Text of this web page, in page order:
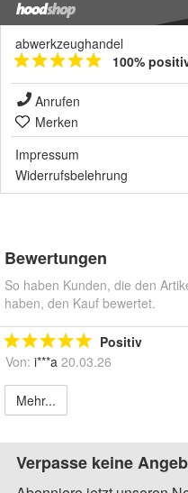
abwerkzeughandel
100%
Anrufen
Merken
Impressum
Widerrufsbelehrung
Bewertungen
So haben Kunden, die den
haben, den Kauf bewertet.
Positiv
Von: i***a 20.03.26
Mehr...
Verpasse keine